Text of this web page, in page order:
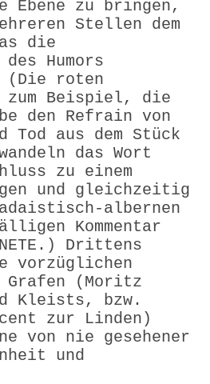
Ebene zu bringen,
Stellen dem
die
Humors
(Die roten
zum Beispiel, die
den Refrain von
aus dem Stück
das Wort
zu einem
und gleichzeitig
albernen
Kommentar
Drittens
vorzüglichen
(Moritz
Kleists, bzw.
zur Linden)
von nie gesehener
und